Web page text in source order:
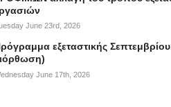
June 23rd, 2026
εξεταστικής
June 17th, 2026